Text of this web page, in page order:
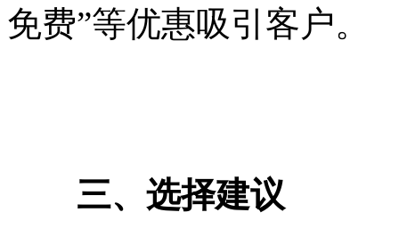
免费”等优惠吸引客户。
三、选择建议